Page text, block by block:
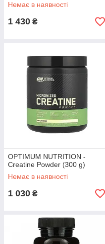
Немає в наявності
1 430 ₴
OPTIMUM NUTRITION -
Creatine Powder (300 g)
Немає в наявності
1 030 ₴